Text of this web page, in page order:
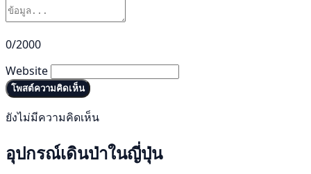
0/2000
Website
โพสต์ความคิดเห็น
ยังไม่มีความคิดเห็น
อุปกรณ์เดินป่าในญี่ปุ่น